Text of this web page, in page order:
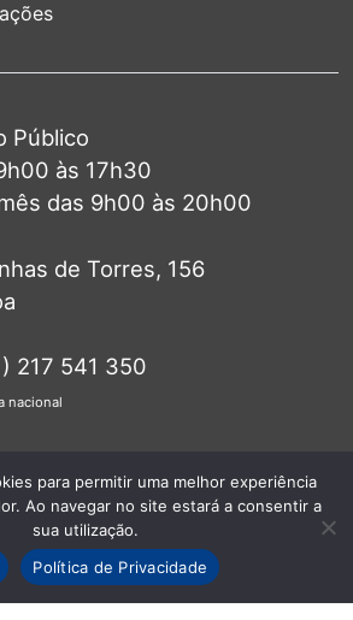
Público
às 17h30
das 9h00 às 20h00
de Torres, 156
217 541 350
nacional
de Freguesia do Lumiar -
direitos reservados.
para permitir uma melhor experiência
Ao navegar no site estará a consentir a
sua utilização.
Política de Privacidade